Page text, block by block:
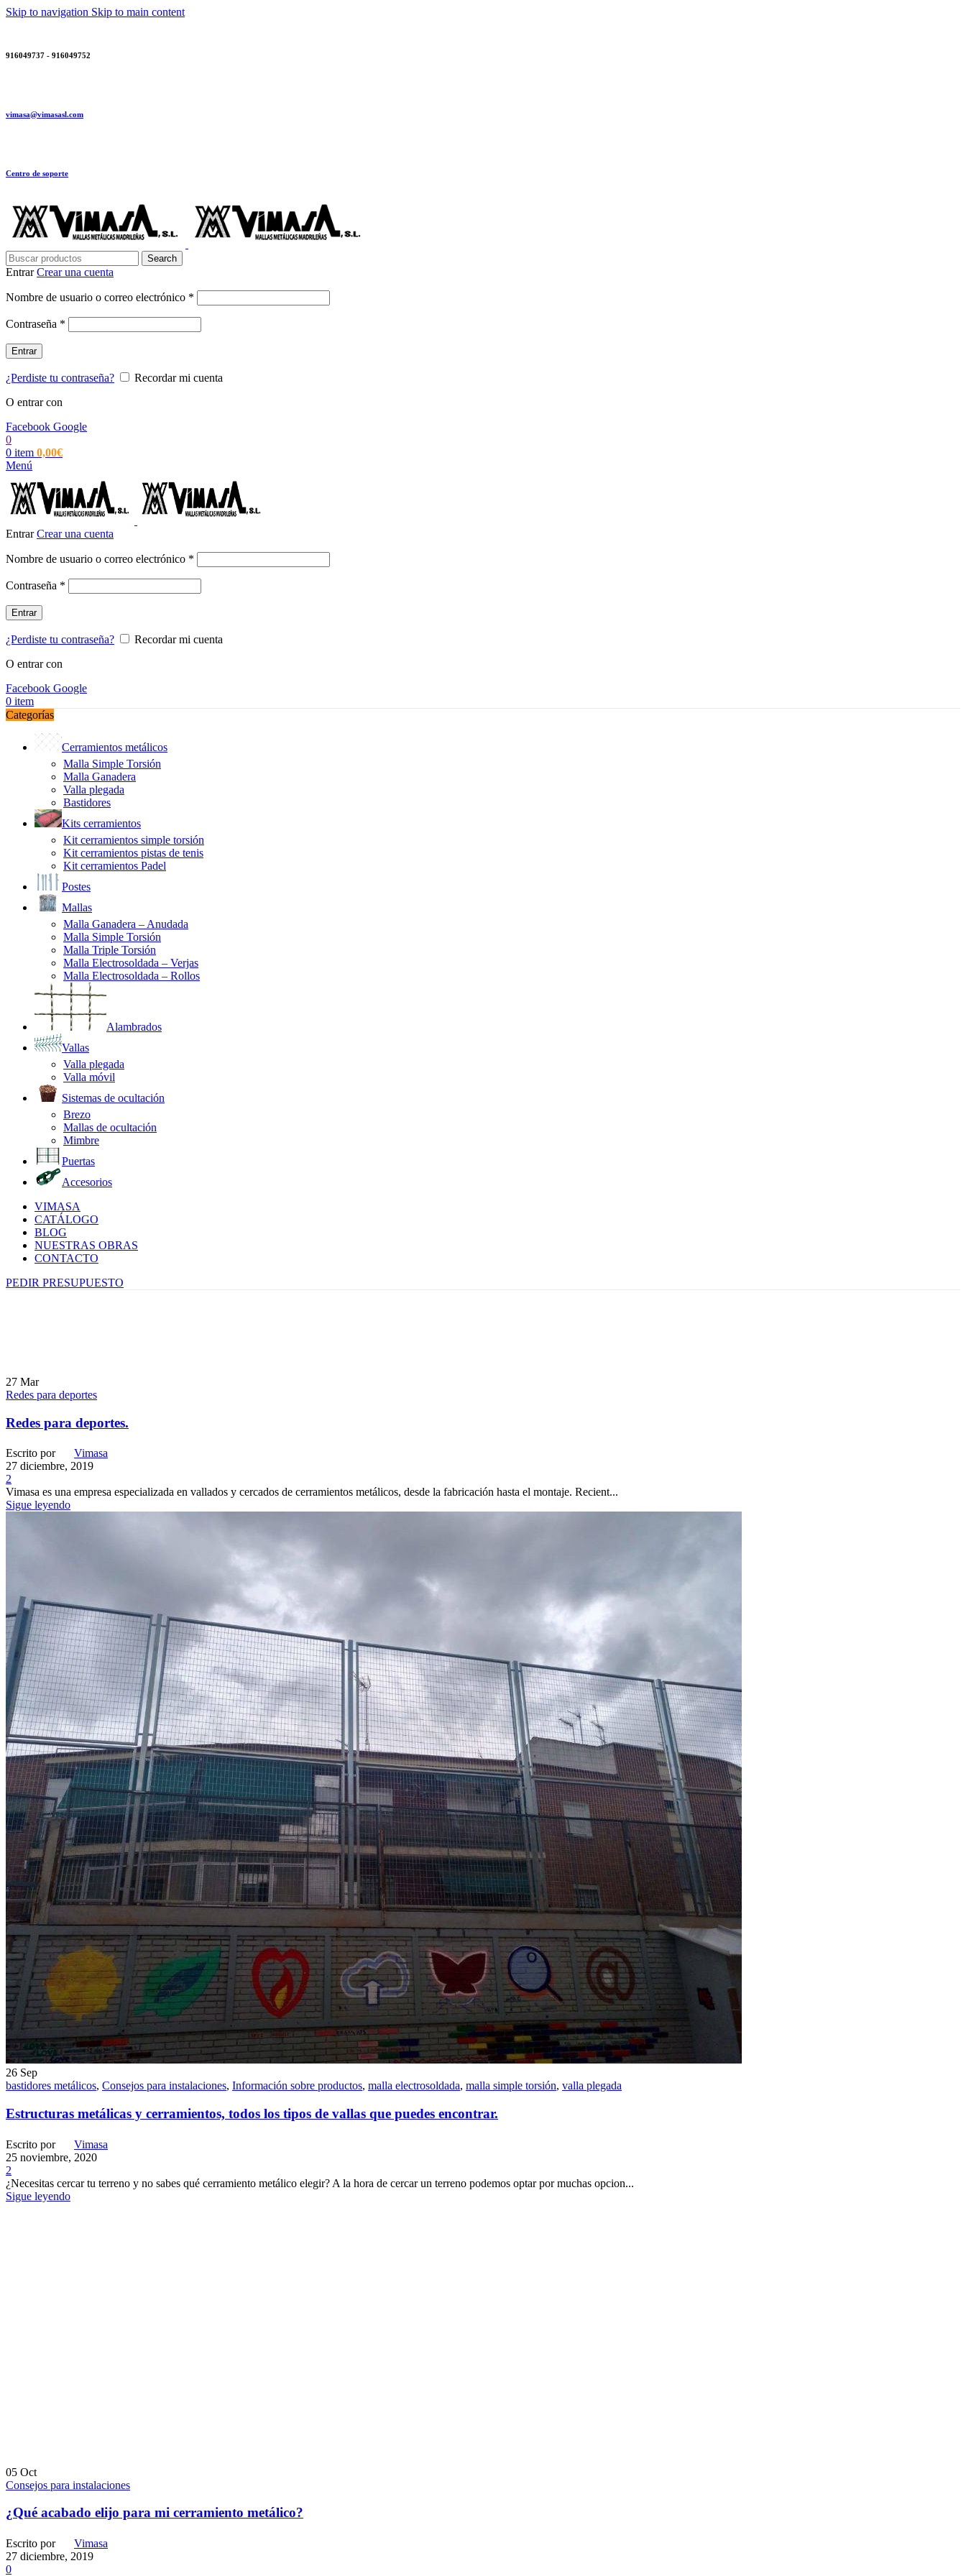
Skip to navigation Skip to main content
916049737 - 916049752
vimasa@vimasasl.com
Centro de soporte
Search
EntrarCrear una cuenta
Nombre de usuario o correo electrónico *
Contraseña *
Entrar
¿Perdiste tu contraseña?
Recordar mi cuenta
O entrar con
Facebook Google
0
0 item 0,00€
Menú
EntrarCrear una cuenta
Nombre de usuario o correo electrónico *
Contraseña *
Entrar
¿Perdiste tu contraseña?
Recordar mi cuenta
O entrar con
Facebook Google
0 item
Categorías
Cerramientos metálicos
Malla Simple Torsión
Malla Ganadera
Valla plegada
Bastidores
Kits cerramientos
Kit cerramientos simple torsión
Kit cerramientos pistas de tenis
Kit cerramientos Padel
Postes
Mallas
Malla Ganadera – Anudada
Malla Simple Torsión
Malla Triple Torsión
Malla Electrosoldada – Verjas
Malla Electrosoldada – Rollos
Alambrados
Vallas
Valla plegada
Valla móvil
Sistemas de ocultación
Brezo
Mallas de ocultación
Mimbre
Puertas
Accesorios
VIMASA
CATÁLOGO
BLOG
NUESTRAS OBRAS
CONTACTO
PEDIR PRESUPUESTO
27 Mar
Redes para deportes
Redes para deportes.
Escrito por
Vimasa
27 diciembre, 2019
2
Vimasa es una empresa especializada en vallados y cercados de cerramientos metálicos, desde la fabricación hasta el montaje. Recient...
Sigue leyendo
26 Sep
bastidores metálicos, Consejos para instalaciones, Información sobre productos, malla electrosoldada, malla simple torsión, valla plegada
Estructuras metálicas y cerramientos, todos los tipos de vallas que puedes encontrar.
Escrito por
Vimasa
25 noviembre, 2020
2
¿Necesitas cercar tu terreno y no sabes qué cerramiento metálico elegir? A la hora de cercar un terreno podemos optar por muchas opcion...
Sigue leyendo
05 Oct
Consejos para instalaciones
¿Qué acabado elijo para mi cerramiento metálico?
Escrito por
Vimasa
27 diciembre, 2019
0